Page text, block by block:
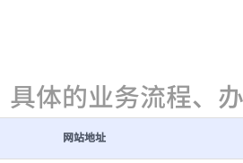
具体的业务流程、
网站地址